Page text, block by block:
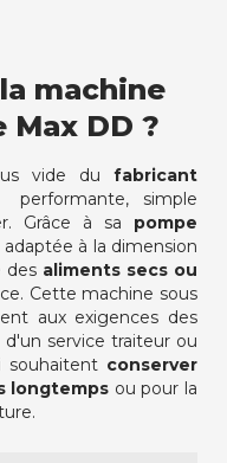
machine
Max DD ?
vide du fabricant
simple
Grâce à sa pompe
à la dimension
des aliments secs ou
Cette machine sous
aux exigences des
service traiteur ou
souhaitent conserver
longtemps ou pour la